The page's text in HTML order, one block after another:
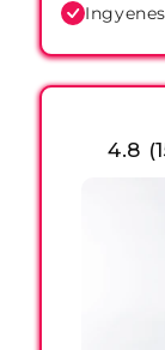
4.8